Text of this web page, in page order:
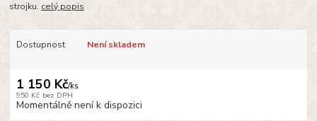
strojku. celý popis
Dostupnost Není skladem
1 150 Kč/ks
950 Kč bez DPH
Momentálně není k dispozici